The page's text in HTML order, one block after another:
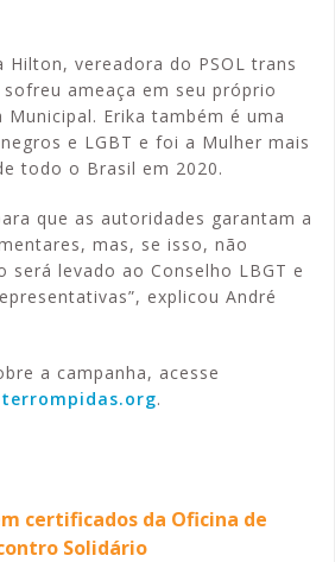
Hilton, vereadora do PSOL trans
ameaça em seu próprio
Municipal. Erika também é uma
e LGBT e foi a Mulher mais
todo o Brasil em 2020.
que as autoridades garantam a
mas, se isso, não
será levado ao Conselho LBGT e
explicou André
a campanha, acesse
.
certificados da Oficina de
Solidário